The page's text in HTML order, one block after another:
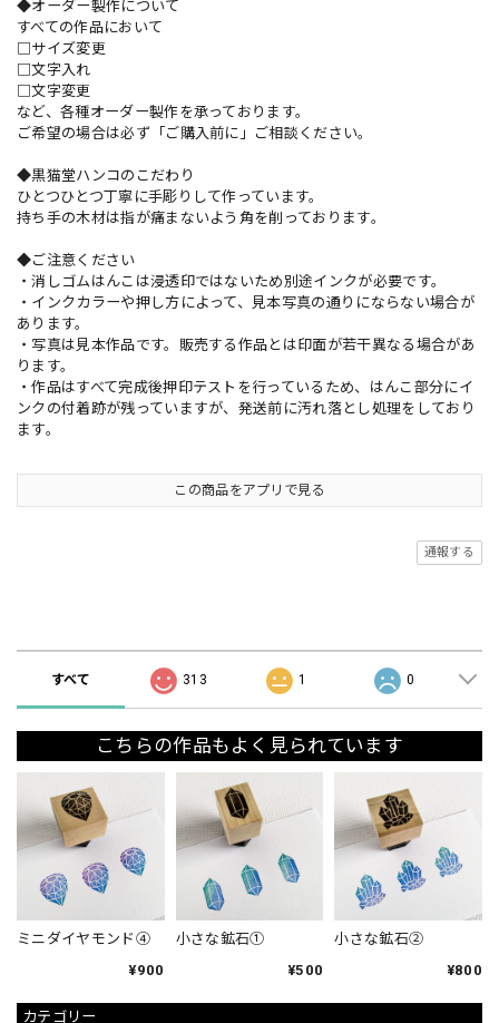
カテゴリー
◆オーダー製作について
すべての作品において
□サイズ変更
□文字入れ
□文字変更
など、各種オーダー製作を承っております。
ご希望の場合は必ず「ご購入前に」ご相談ください。
◆黒猫堂ハンコのこだわり
ひとつひとつ丁寧に手彫りして作っています。
持ち手の木材は指が痛まないよう角を削っております。
◆ご注意ください
・消しゴムはんこは浸透印ではないため別途インクが必要です。
・インクカラーや押し方によって、見本写真の通りにならない場合が
あります。
・写真は見本作品です。販売する作品とは印面が若干異なる場合があ
ります。
・作品はすべて完成後押印テストを行っているため、はんこ部分にイ
ンクの付着跡が残っていますが、発送前に汚れ落とし処理をしており
ます。
この商品をアプリで見る
通報する
すべて 313 1 0
こちらの作品もよく見られています
ミニダイヤモンド④
¥900
小さな鉱石①
¥500
小さな鉱石②
¥800